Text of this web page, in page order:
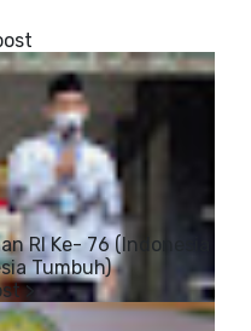
RI Ke- 76 (Indonesia
Tumbuh)